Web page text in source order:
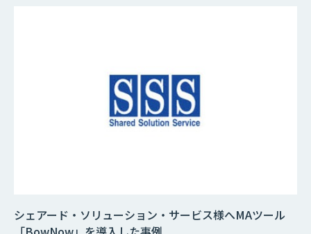
シェアード・ソリューション・サービス様へMAツール